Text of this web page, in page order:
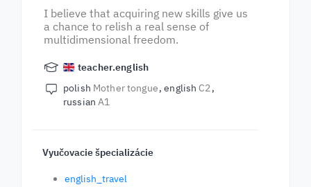
I believe that acquiring new skills give us
a chance to relish a real sense of
multidimensional freedom.
teacher.english
polish Mother tongue english C2
russianA1
Vyučovacie špecializácie
english_travel